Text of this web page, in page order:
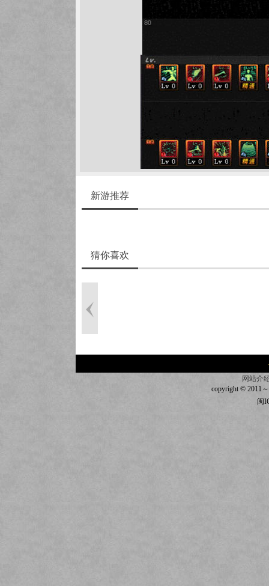
新游推荐
猜你喜欢
网站介
copyright © 2011
闽